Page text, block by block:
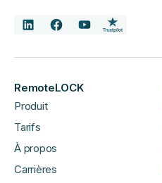
RemoteLOCK
Produit
Tarifs
À propos
Carrières